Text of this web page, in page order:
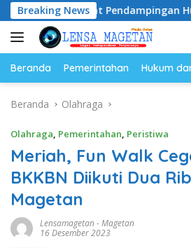
Langsung
ke
konten
Breaking News
Perkuat Pendampingan Hukum
Beranda Pemerintahan Hukum
Beranda Olahraga
Olahraga, Pemerintahan, Peristiwa
Meriah, Fun Walk
BKKBN Diikuti Dua
Magetan
Lensamagetan-Magetan
16 Desember 2023